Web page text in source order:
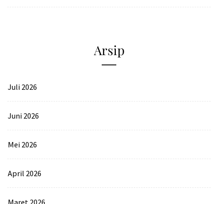
Arsip
Juli 2026
Juni 2026
Mei 2026
April 2026